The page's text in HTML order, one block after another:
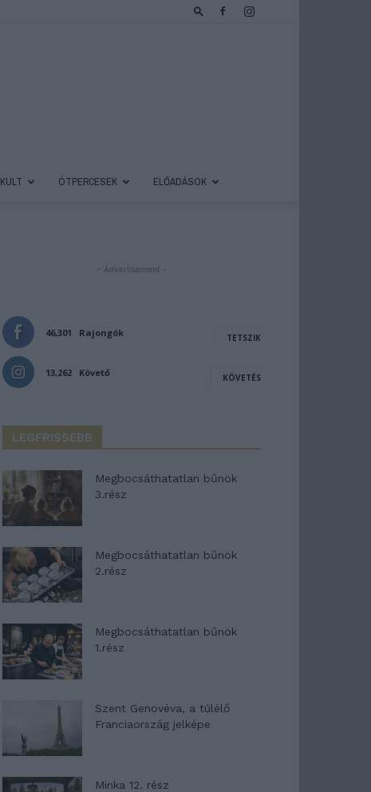
KULT ÖTPERCESEK ELŐADÁSOK
- Advertisement -
46,301 Rajongók TETSZIK
13,262 Követő KÖVETÉS
LEGFRISSEBB
Megbocsáthatatlan bűnök
3.rész
Megbocsáthatatlan bűnök
2.rész
Megbocsáthatatlan bűnök
1.rész
Szent Genovéva, a túlélő
Franciaország jelképe
Minka 12. rész